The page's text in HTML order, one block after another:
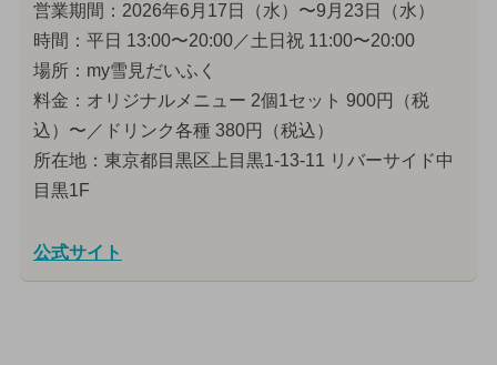
営業期間：2026年6月17日（水）〜9月23日（水）
時間：平日 13:00〜20:00／土日祝 11:00〜20:00
場所：my雪見だいふく
料金：オリジナルメニュー 2個1セット 900円（税
込）〜／ドリンク各種 380円（税込）
所在地：東京都目黒区上目黒1-13-11 リバーサイド中
目黒1F
公式サイト